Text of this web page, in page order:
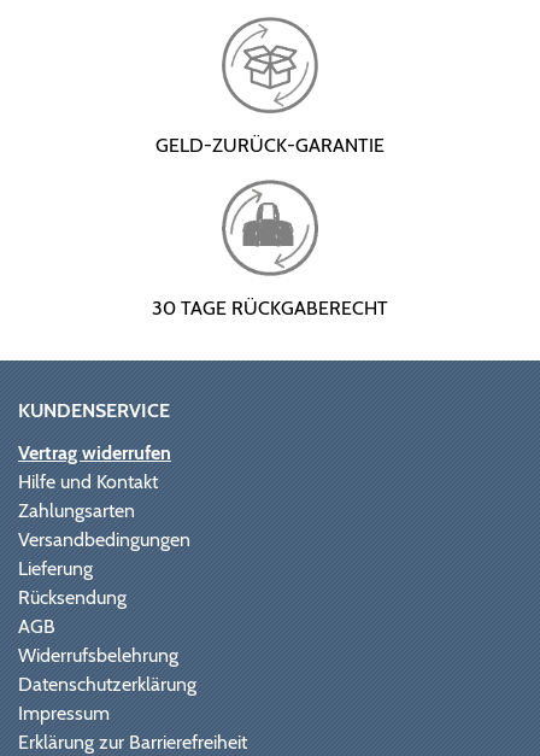
GELD-ZURÜCK-GARANTIE
30 TAGE RÜCKGABERECHT
KUNDENSERVICE
Vertrag widerrufen
Hilfe und Kontakt
Zahlungsarten
Versandbedingungen
Lieferung
Rücksendung
AGB
Widerrufsbelehrung
Datenschutzerklärung
Impressum
Erklärung zur Barrierefreiheit